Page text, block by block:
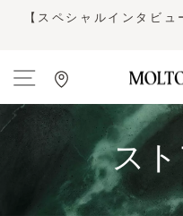
【スペシャルインタビ
Site navigation
ス